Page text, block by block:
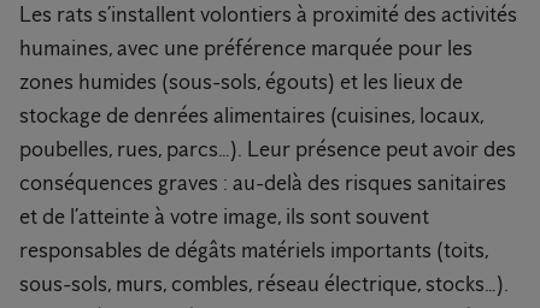
Les rats s’installent volontiers à proximité des activités
humaines, avec une préférence marquée pour les
zones humides (sous-sols, égouts) et les lieux de
stockage de denrées alimentaires (cuisines, locaux,
poubelles, rues, parcs…). Leur présence peut avoir des
conséquences graves : au-delà des risques sanitaires
et de l’atteinte à votre image, ils sont souvent
responsables de dégâts matériels importants (toits,
sous-sols, murs, combles, réseau électrique, stocks…).